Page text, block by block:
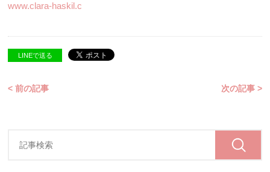
www.clara-haskil.c
LINEで送る
< 前の記事 次の記事 >